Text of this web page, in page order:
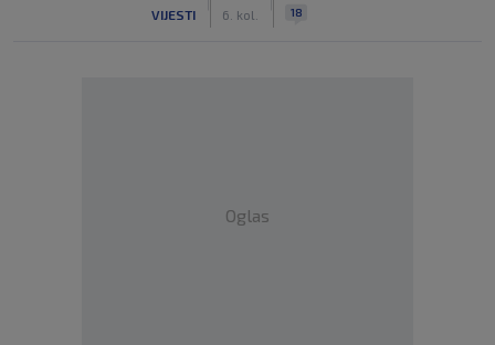
VIJESTI 6. kol. 18
Oglas